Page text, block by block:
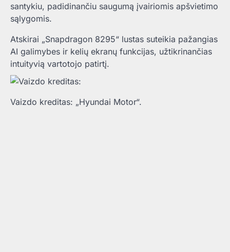
santykiu, padidinančiu saugumą įvairiomis apšvietimo
sąlygomis.
Atskirai „Snapdragon 8295“ lustas suteikia pažangias
AI galimybes ir kelių ekranų funkcijas, užtikrinančias
intuityvią vartotojo patirtį.
Vaizdo kreditas: „Hyundai Motor“.